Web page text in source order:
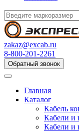
zakaz@excab.ru
8-800-201-2261
Обратный звонок
Главная
Каталог
Кабель
Кабели и
Кабели и